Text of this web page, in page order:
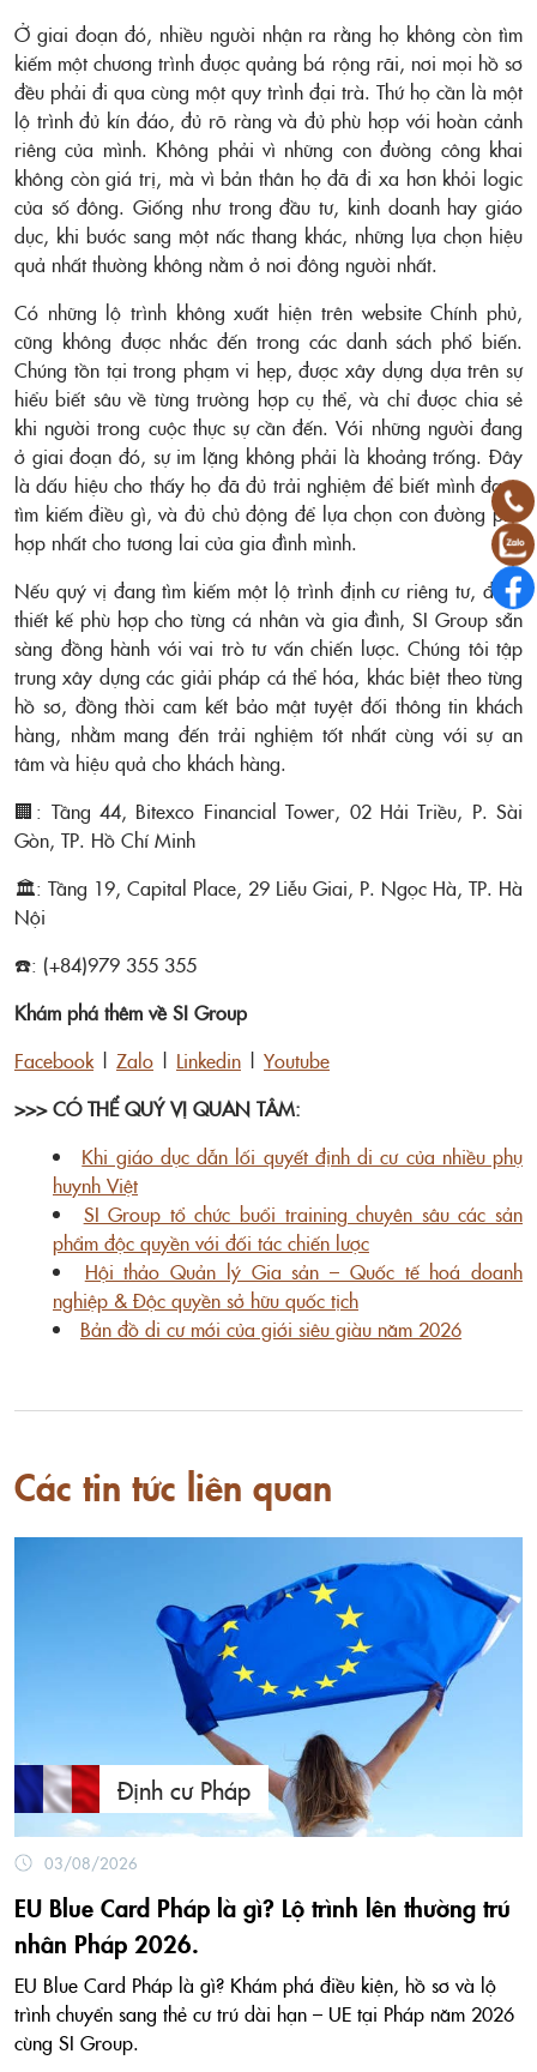
Ở giai đoạn đó, nhiều người nhận ra rằng họ không còn tìm
kiếm một chương trình được quảng bá rộng rãi, nơi mọi hồ sơ
đều phải đi qua cùng một quy trình đại trà. Thứ họ cần là một
lộ trình đủ kín đáo, đủ rõ ràng và đủ phù hợp với hoàn cảnh
riêng của mình. Không phải vì những con đường công khai
không còn giá trị, mà vì bản thân họ đã đi xa hơn khỏi logic
của số đông. Giống như trong đầu tư, kinh doanh hay giáo
dục, khi bước sang một nấc thang khác, những lựa chọn hiệu
quả nhất thường không nằm ở nơi đông người nhất.
Có những lộ trình không xuất hiện trên website Chính phủ,
cũng không được nhắc đến trong các danh sách phổ biến.
Chúng tồn tại trong phạm vi hẹp, được xây dựng dựa trên sự
hiểu biết sâu về từng trường hợp cụ thể, và chỉ được chia sẻ
khi người trong cuộc thực sự cần đến. Với những người đang
ở giai đoạn đó, sự im lặng không phải là khoảng trống. Đây
là dấu hiệu cho thấy họ đã đủ trải nghiệm để biết mình đang
tìm kiếm điều gì, và đủ chủ động để lựa chọn con đường phù
hợp nhất cho tương lai của gia đình mình.
Nếu quý vị đang tìm kiếm một lộ trình định cư riêng tư, được
thiết kế phù hợp cho từng cá nhân và gia đình, SI Group sẵn
sàng đồng hành với vai trò tư vấn chiến lược. Chúng tôi tập
trung xây dựng các giải pháp cá thể hóa, khác biệt theo từng
hồ sơ, đồng thời cam kết bảo mật tuyệt đối thông tin khách
hàng, nhằm mang đến trải nghiệm tốt nhất cùng với sự an
tâm và hiệu quả cho khách hàng.
🏢: Tầng 44, Bitexco Financial Tower, 02 Hải Triều, P. Sài
Gòn, TP. Hồ Chí Minh
🏛️: Tầng 19, Capital Place, 29 Liễu Giai, P. Ngọc Hà, TP. Hà
Nội
☎️: (+84)979 355 355
Khám phá thêm về SI Group
Facebook | Zalo | Linkedin | Youtube
>>> CÓ THỂ QUÝ VỊ QUAN TÂM:
Khi giáo dục dẫn lối quyết định di cư của nhiều phụ
huynh Việt
SI Group tổ chức buổi training chuyên sâu các sản
phẩm độc quyền với đối tác chiến lược
Hội thảo Quản lý Gia sản – Quốc tế hoá doanh
nghiệp & Độc quyền sở hữu quốc tịch
Bản đồ di cư mới của giới siêu giàu năm 2026
Các tin tức liên quan
Định cư Pháp
03/08/2026
EU Blue Card Pháp là gì? Lộ trình lên thường trú
nhân Pháp 2026.
EU Blue Card Pháp là gì? Khám phá điều kiện, hồ sơ và lộ
trình chuyển sang thẻ cư trú dài hạn – UE tại Pháp năm 2026
cùng SI Group.